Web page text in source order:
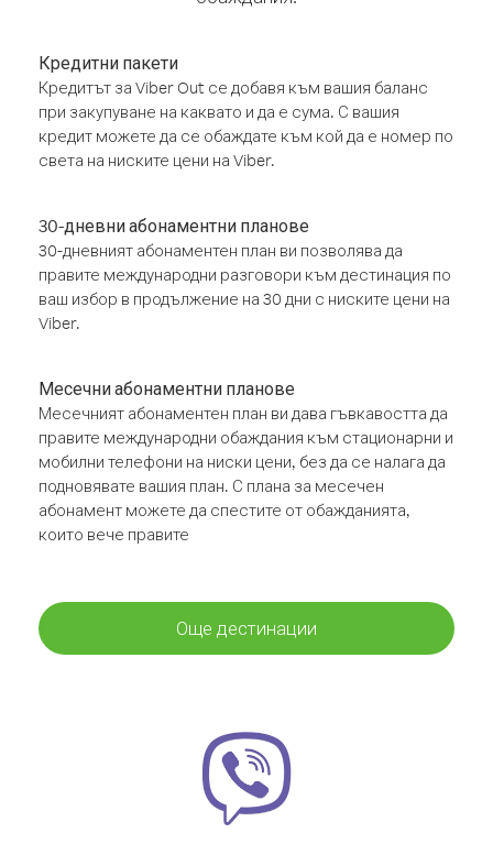
Кредитни пакети
Кредитът за Viber Out се добавя към вашия баланс
при закупуване на каквато и да е сума. С вашия
кредит можете да се обаждате към кой да е номер по
света на ниските цени на Viber.
30-дневни абонаментни планове
30-дневният абонаментен план ви позволява да
правите международни разговори към дестинация по
ваш избор в продължение на 30 дни с ниските цени на
Viber.
Месечни абонаментни планове
Месечният абонаментен план ви дава гъвкавостта да
правите международни обаждания към стационарни и
мобилни телефони на ниски цени, без да се налага да
подновявате вашия план. С плана за месечен
абонамент можете да спестите от обажданията,
които вече правите
Още дестинации